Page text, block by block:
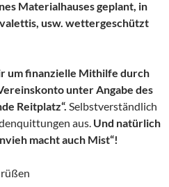
Materialhauses geplant, in
usw. wettergeschützt
um finanzielle Mithilfe durch
unter Angabe des
Reitplatz“. Selbstverständlich
aus. Und natürlich
macht auch Mist“!